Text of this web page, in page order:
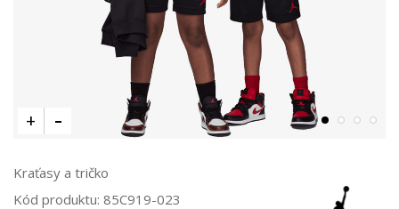
Kraťasy a tričko
Kód produktu: 85C919-023